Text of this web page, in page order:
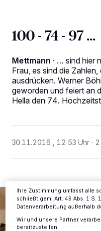
100 - 74 - 97 …
Mettmann · … sind hier
Frau, es sind die
ausdrücken. Werner
geworden und feiert an
Hella den 74.
30.11.2016 , 12:53 Uhr
Wir und unsere218-Partner
personenbezogene Daten wie
Kennungen auf Ihrem Gerät
dieses Menü jederzeit wieder
Ihre Zustimmung umfasst alle
schließt gem. Art. 49 Abs. 1 S.
Datenverarbeitung außerhalb
Wir und unsere Partner
bereitzustellen: